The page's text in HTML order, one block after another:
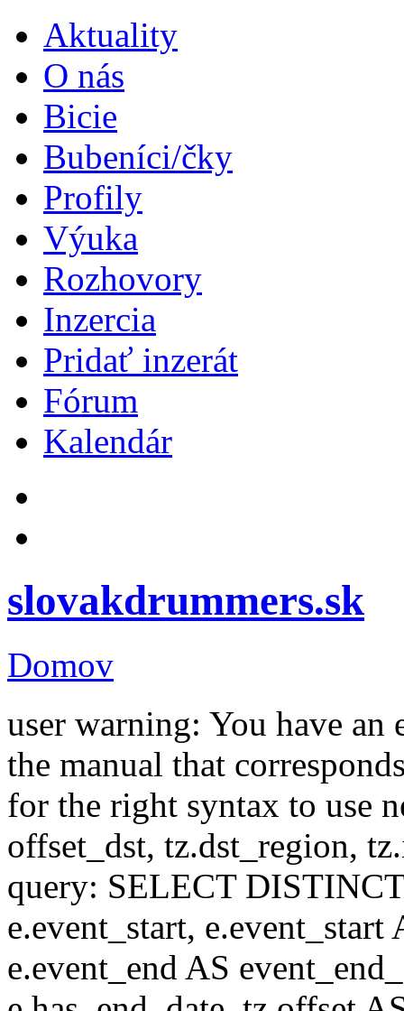
Aktuality
O nás
Bicie
Bubeníci/čky
Profily
Výuka
Rozhovory
Inzercia
Pridať inzerát
Fórum
Kalendár
slovakdrummers.sk
Domov
user warning: You have
the manual that
for the right syntax to use
offset_dst, tz.dst_region,
query: SELECT
e.event_start,
e.event_end AS